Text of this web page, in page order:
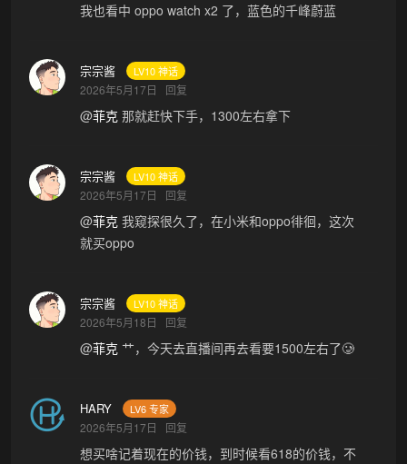
我也看中 oppo watch x2 了，蓝色的千峰蔚蓝
宗宗酱 LV10 神话
2026年5月17日 回复
@菲克 那就赶快下手，1300左右拿下
宗宗酱 LV10 神话
2026年5月17日 回复
@菲克 我窥探很久了，在小米和oppo徘徊，这次
就买oppo
宗宗酱 LV10 神话
2026年5月18日 回复
@菲克 艹，今天去直播间再去看要1500左右了🥲
HARY LV6 专家
2026年5月17日 回复
想买啥记着现在的价钱，到时候看618的价钱，不